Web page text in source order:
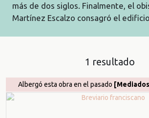
más de dos siglos. Finalmente, el
Martínez Escalzo consagró el edificio
1 resultado
Albergó esta obra en el pasado